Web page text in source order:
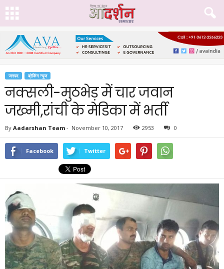
जनपद ब्रेकिंग न्यूज
नक्सली-मुठभेड़ में चार जवान
जख्मी,रांची के मेडिका में भर्ती
By Aadarshan Team - November 10, 2017 2953 0
Facebook Twitter